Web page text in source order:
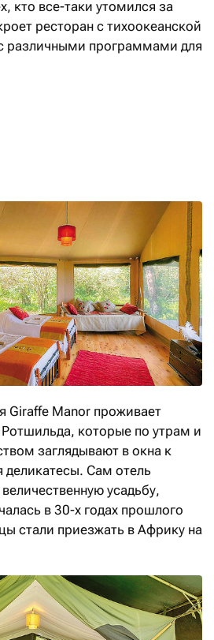
кто все-таки утомился за
ресторан с тихоокеанской
различными программами для
Giraffe Manor проживает
которые по утрам и
заглядывают в окна к
Сам ­отель
усадьбу,
в 30-х годах прошлого
стали приезжать в Африку на